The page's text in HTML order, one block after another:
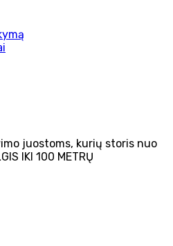
juostoms, kurių storis nuo
IKI 100 METRŲ